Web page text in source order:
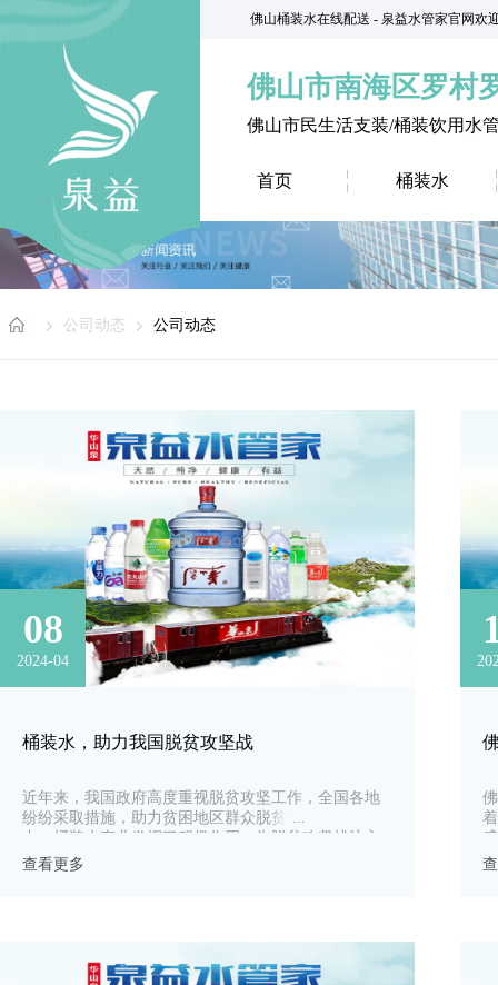
佛山桶装水在线配送 - 泉益水管家官网欢
佛山市南海区罗村
佛山市民生活支装/桶装饮用水
首页 桶装水
公司动态 公司动态
08
2024-04
桶装水，助力我国脱贫攻坚战
近年来，我国政府高度重视脱贫攻坚工作，全国各地
纷纷采取措施，助力贫困地区群众脱贫致富。在这其
中，桶装水产业发挥了积极作用，为脱贫攻坚战注入
了强大动力。
查看更多